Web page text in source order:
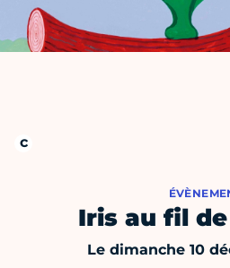
Iris au fil
Le dimanche 10